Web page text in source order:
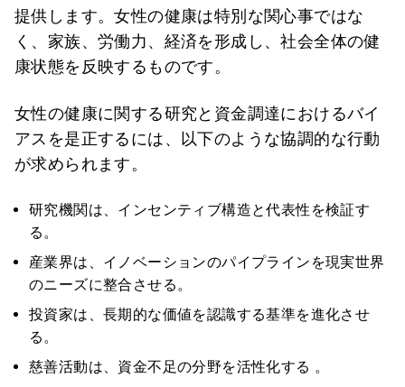
提供します。女性の健康は特別な関心事ではな
く、家族、労働力、経済を形成し、社会全体の健
康状態を反映するものです。
女性の健康に関する研究と資金調達におけるバイ
アスを是正するには、以下のような協調的な行動
が求められます。
研究機関は、インセンティブ構造と代表性を検証す
る。
産業界は、イノベーションのパイプラインを現実世界
のニーズに整合させる。
投資家は、長期的な価値を認識する基準を進化させ
る。
慈善活動は、資金不足の分野を活性化する 。